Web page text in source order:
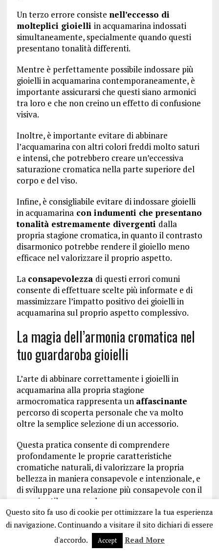
Un terzo errore consiste nell’eccesso di
molteplici gioielli in acquamarina indossati
simultaneamente, specialmente quando questi
presentano tonalità differenti.
Mentre è perfettamente possibile indossare più
gioielli in acquamarina contemporaneamente, è
importante assicurarsi che questi siano armonici
tra loro e che non creino un effetto di confusione
visiva.
Inoltre, è importante evitare di abbinare
l’acquamarina con altri colori freddi molto saturi
e intensi, che potrebbero creare un’eccessiva
saturazione cromatica nella parte superiore del
corpo e del viso.
Infine, è consigliabile evitare di indossare gioielli
in acquamarinacon indumenti che presentano
tonalità estremamente divergenti dalla
propria stagione cromatica, in quanto il contrasto
disarmonico potrebbe rendere il gioiello meno
efficace nel valorizzare il proprio aspetto.
La consapevolezza di questi errori comuni
consente di effettuare scelte più informate e di
massimizzare l’impatto positivo dei gioielli in
acquamarina sul proprio aspetto complessivo.
La magia dell’armonia cromatica nel
tuo guardaroba gioielli
L’arte di abbinare correttamente i gioielli in
acquamarina alla propria stagione
armocromatica rappresenta un affascinante
percorso di scoperta personale che va molto
oltre la semplice selezione di un accessorio.
Questa pratica consente di comprendere
profondamente le proprie caratteristiche
cromatiche naturali, di valorizzare la propria
bellezza in maniera consapevole e intenzionale, e
di sviluppare una relazione più consapevole con il
proprio stile personale.
L’acquamarina, con la suaeleganza intrinseca
e la sua versatilità cromatica,
gemma straordinaria che, quando abbinata
Questo sito fa uso di cookie per ottimizzare la tua esperienza
di navigazione. Continuando a visitare il sito dichiari di essere
d'accordo.
Accept Read More